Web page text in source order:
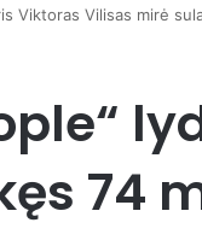
Viktoras Vilisas mirė
74